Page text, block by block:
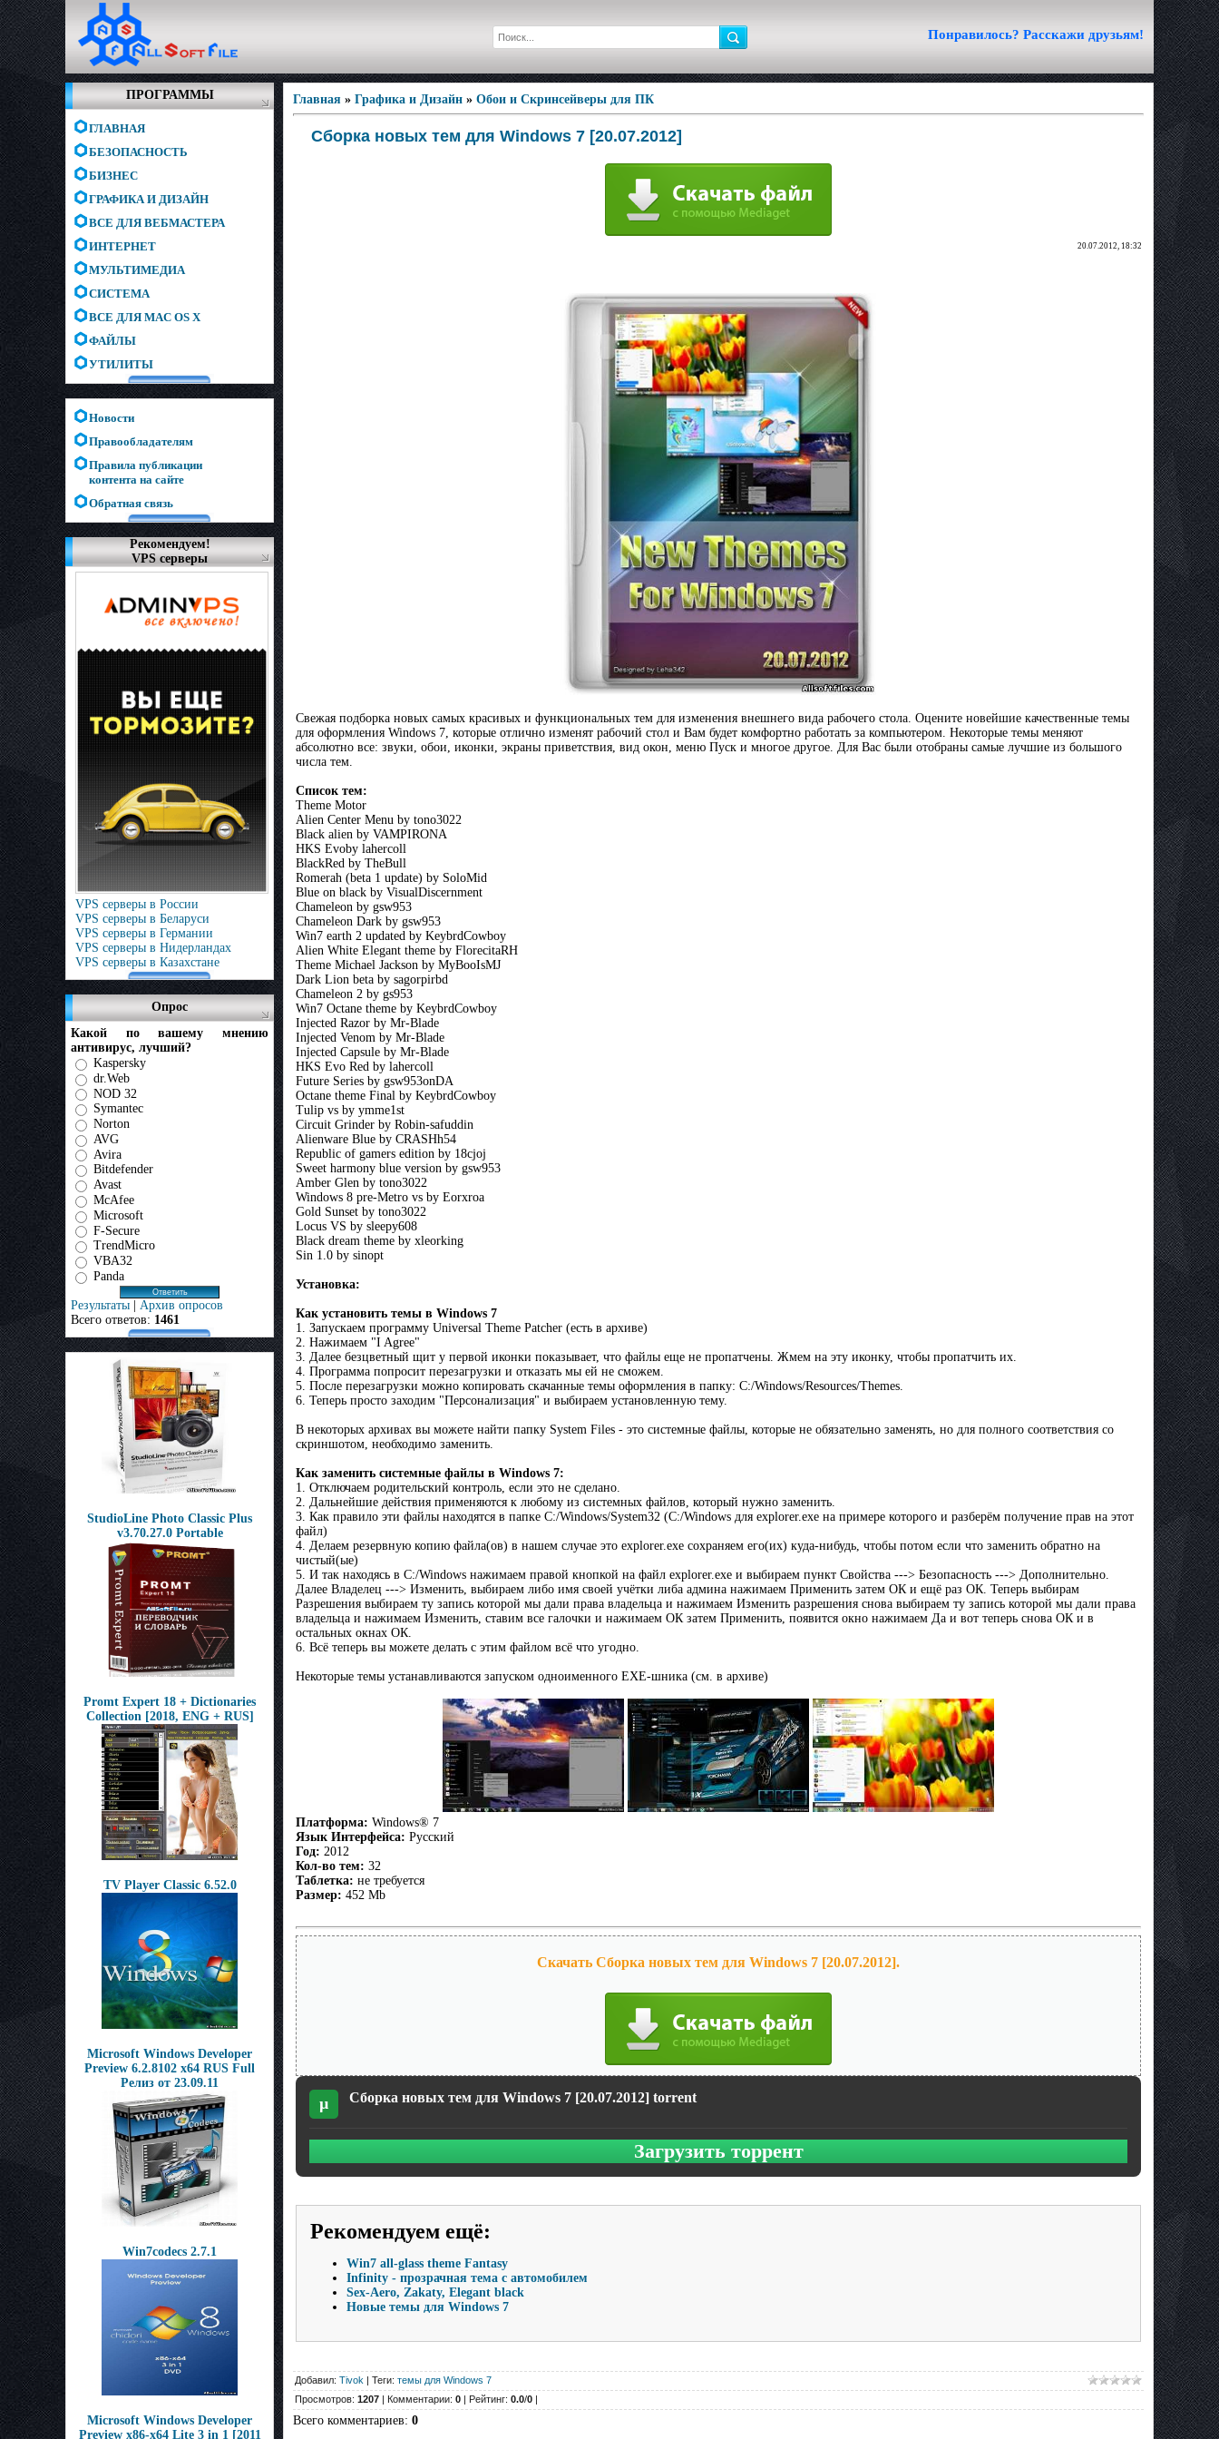
Понравилось? Расскажи друзьям!
ПРОГРАММЫ
ГЛАВНАЯ
БЕЗОПАСНОСТЬ
БИЗНЕС
ГРАФИКА И ДИЗАЙН
ВСЕ ДЛЯ ВЕБМАСТЕРА
ИНТЕРНЕТ
МУЛЬТИМЕДИА
СИСТЕМА
ВСЕ ДЛЯ MAC OS X
ФАЙЛЫ
УТИЛИТЫ
Новости
Правообладателям
Правила публикации
контента на сайте
Обратная связь
Рекомендуем!
VPS серверы
VPS серверы в России
VPS серверы в Беларуси
VPS серверы в Германии
VPS серверы в Нидерландах
VPS серверы в Казахстане
Опрос
Какой по вашему мнению
антивирус, лучший?
Kaspersky
dr.Web
NOD 32
Symantec
Norton
AVG
Avira
Bitdefender
Avast
McAfee
Microsoft
F-Secure
TrendMicro
VBA32
Panda
Результаты | Архив опросов
Всего ответов: 1461
StudioLine Photo Classic Plus
v3.70.27.0 Portable
Promt Expert 18 + Dictionaries
Collection [2018, ENG + RUS]
TV Player Classic 6.52.0
Microsoft Windows Developer
Preview 6.2.8102 x64 RUS Full
Релиз от 23.09.11
Win7codecs 2.7.1
Microsoft Windows Developer
Preview x86-x64 Lite 3 in 1 [2011
Главная » Графика и Дизайн » Обои и Скринсейверы для ПК
Сборка новых тем для Windows 7 [20.07.2012]
20.07.2012, 18:32
Свежая подборка новых самых красивых и функциональных тем для изменения внешнего вида рабочего стола. Оцените новейшие качественные темы
для оформления Windows 7, которые отлично изменят рабочий стол и Вам будет комфортно работать за компьютером. Некоторые темы меняют
абсолютно все: звуки, обои, иконки, экраны приветствия, вид окон, меню Пуск и многое другое. Для Вас были отобраны самые лучшие из большого
числа тем.
Список тем:
Theme Motor
Alien Center Menu by tono3022
Black alien by VAMPIRONA
HKS Evoby lahercoll
BlackRed by TheBull
Romerah (beta 1 update) by SoloMid
Blue on black by VisualDiscernment
Chameleon by gsw953
Chameleon Dark by gsw953
Win7 earth 2 updated by KeybrdCowboy
Alien White Elegant theme by FlorecitaRH
Theme Michael Jackson by MyBooIsMJ
Dark Lion beta by sagorpirbd
Chameleon 2 by gs953
Win7 Octane theme by KeybrdCowboy
Injected Razor by Mr-Blade
Injected Venom by Mr-Blade
Injected Capsule by Mr-Blade
HKS Evo Red by lahercoll
Future Series by gsw953onDA
Octane theme Final by KeybrdCowboy
Tulip vs by ymme1st
Circuit Grinder by Robin-safuddin
Alienware Blue by CRASHh54
Republic of gamers edition by 18cjoj
Sweet harmony blue version by gsw953
Amber Glen by tono3022
Windows 8 pre-Metro vs by Eorxroa
Gold Sunset by tono3022
Locus VS by sleepy608
Black dream theme by xleorking
Sin 1.0 by sinopt
Установка:
Как установить темы в Windows 7
1. Запускаем программу Universal Theme Patcher (есть в архиве)
2. Нажимаем "I Agree"
3. Далее безцветный щит у первой иконки показывает, что файлы еще не пропатчены. Жмем на эту иконку, чтобы пропатчить их.
4. Программа попросит перезагрузки и отказать мы ей не сможем.
5. После перезагрузки можно копировать скачанные темы оформления в папку: C:/Windows/Resources/Themes.
6. Теперь просто заходим "Персонализация" и выбираем установленную тему.
В некоторых архивах вы можете найти папку System Files - это системные файлы, которые не обязательно заменять, но для полного соответствия со
скриншотом, необходимо заменить.
Как заменить системные файлы в Windows 7:
1. Отключаем родительский контроль, если это не сделано.
2. Дальнейшие действия применяются к любому из системных файлов, который нужно заменить.
3. Как правило эти файлы находятся в папке C:/Windows/System32 (C:/Windows для explorer.ехе на примере которого и разберём получение прав на этот
файл)
4. Делаем резервную копию файла(ов) в нашем случае это explorer.ехе сохраняем его(их) куда-нибудь, чтобы потом если что заменить обратно на
чистый(ые)
5. И так находясь в C:/Windows нажимаем правой кнопкой на файл explorer.ехе и выбираем пункт Свойства ---> Безопасность ---> Дополнительно.
Далее Владелец ---> Изменить, выбираем либо имя своей учётки либа админа нажимаем Применить затем ОК и ещё раз ОК. Теперь выбирам
Разрешения выбираем ту запись которой мы дали права владельца и нажимаем Изменить разрешения снова выбираем ту запись которой мы дали права
владельца и нажимаем Изменить, ставим все галочки и нажимаем ОК затем Применить, появится окно нажимаем Да и вот теперь снова ОК и в
остальных окнах ОК.
6. Всё теперь вы можете делать с этим файлом всё что угодно.
Некоторые темы устанавливаются запуском одноименного ЕХЕ-шника (см. в архиве)
Платформа: Windows® 7
Язык Интерфейса: Русский
Год: 2012
Кол-во тем: 32
Таблетка: не требуется
Размер: 452 Mb
Скачать Сборка новых тем для Windows 7 [20.07.2012].
µ Сборка новых тем для Windows 7 [20.07.2012] torrent
Загрузить торрент
Рекомендуем ещё:
Win7 all-glass theme Fantasy
Infinity - прозрачная тема с автомобилем
Sex-Aero, Zakaty, Elegant black
Новые темы для Windows 7
Добавил: Tivok | Теги: темы для Windows 7
Просмотров: 1207 | Комментарии: 0 | Рейтинг: 0.0/0 |
Всего комментариев: 0